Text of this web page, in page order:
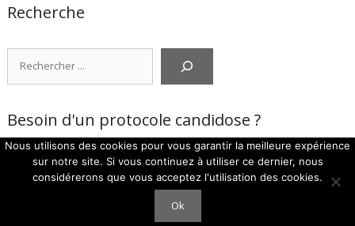
Recherche
Besoin d'un protocole candidose ?
Besoin d'aide avec votre protocole Candidose,on vous aide ici.
Nous utilisons des cookies pour vous garantir la meilleure expérience
sur notre site. Si vous continuez à utiliser ce dernier, nous
considérerons que vous acceptez l'utilisation des cookies.
Ok